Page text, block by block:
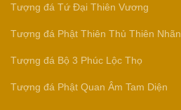
Tượng đá Tứ Đại Thiên Vương
Tượng đá Phật Thiên Thủ Thiên Nhãn
Tượng đá Bộ 3 Phúc Lộc Thọ
Tượng đá Phật Quan Âm Tam Diện